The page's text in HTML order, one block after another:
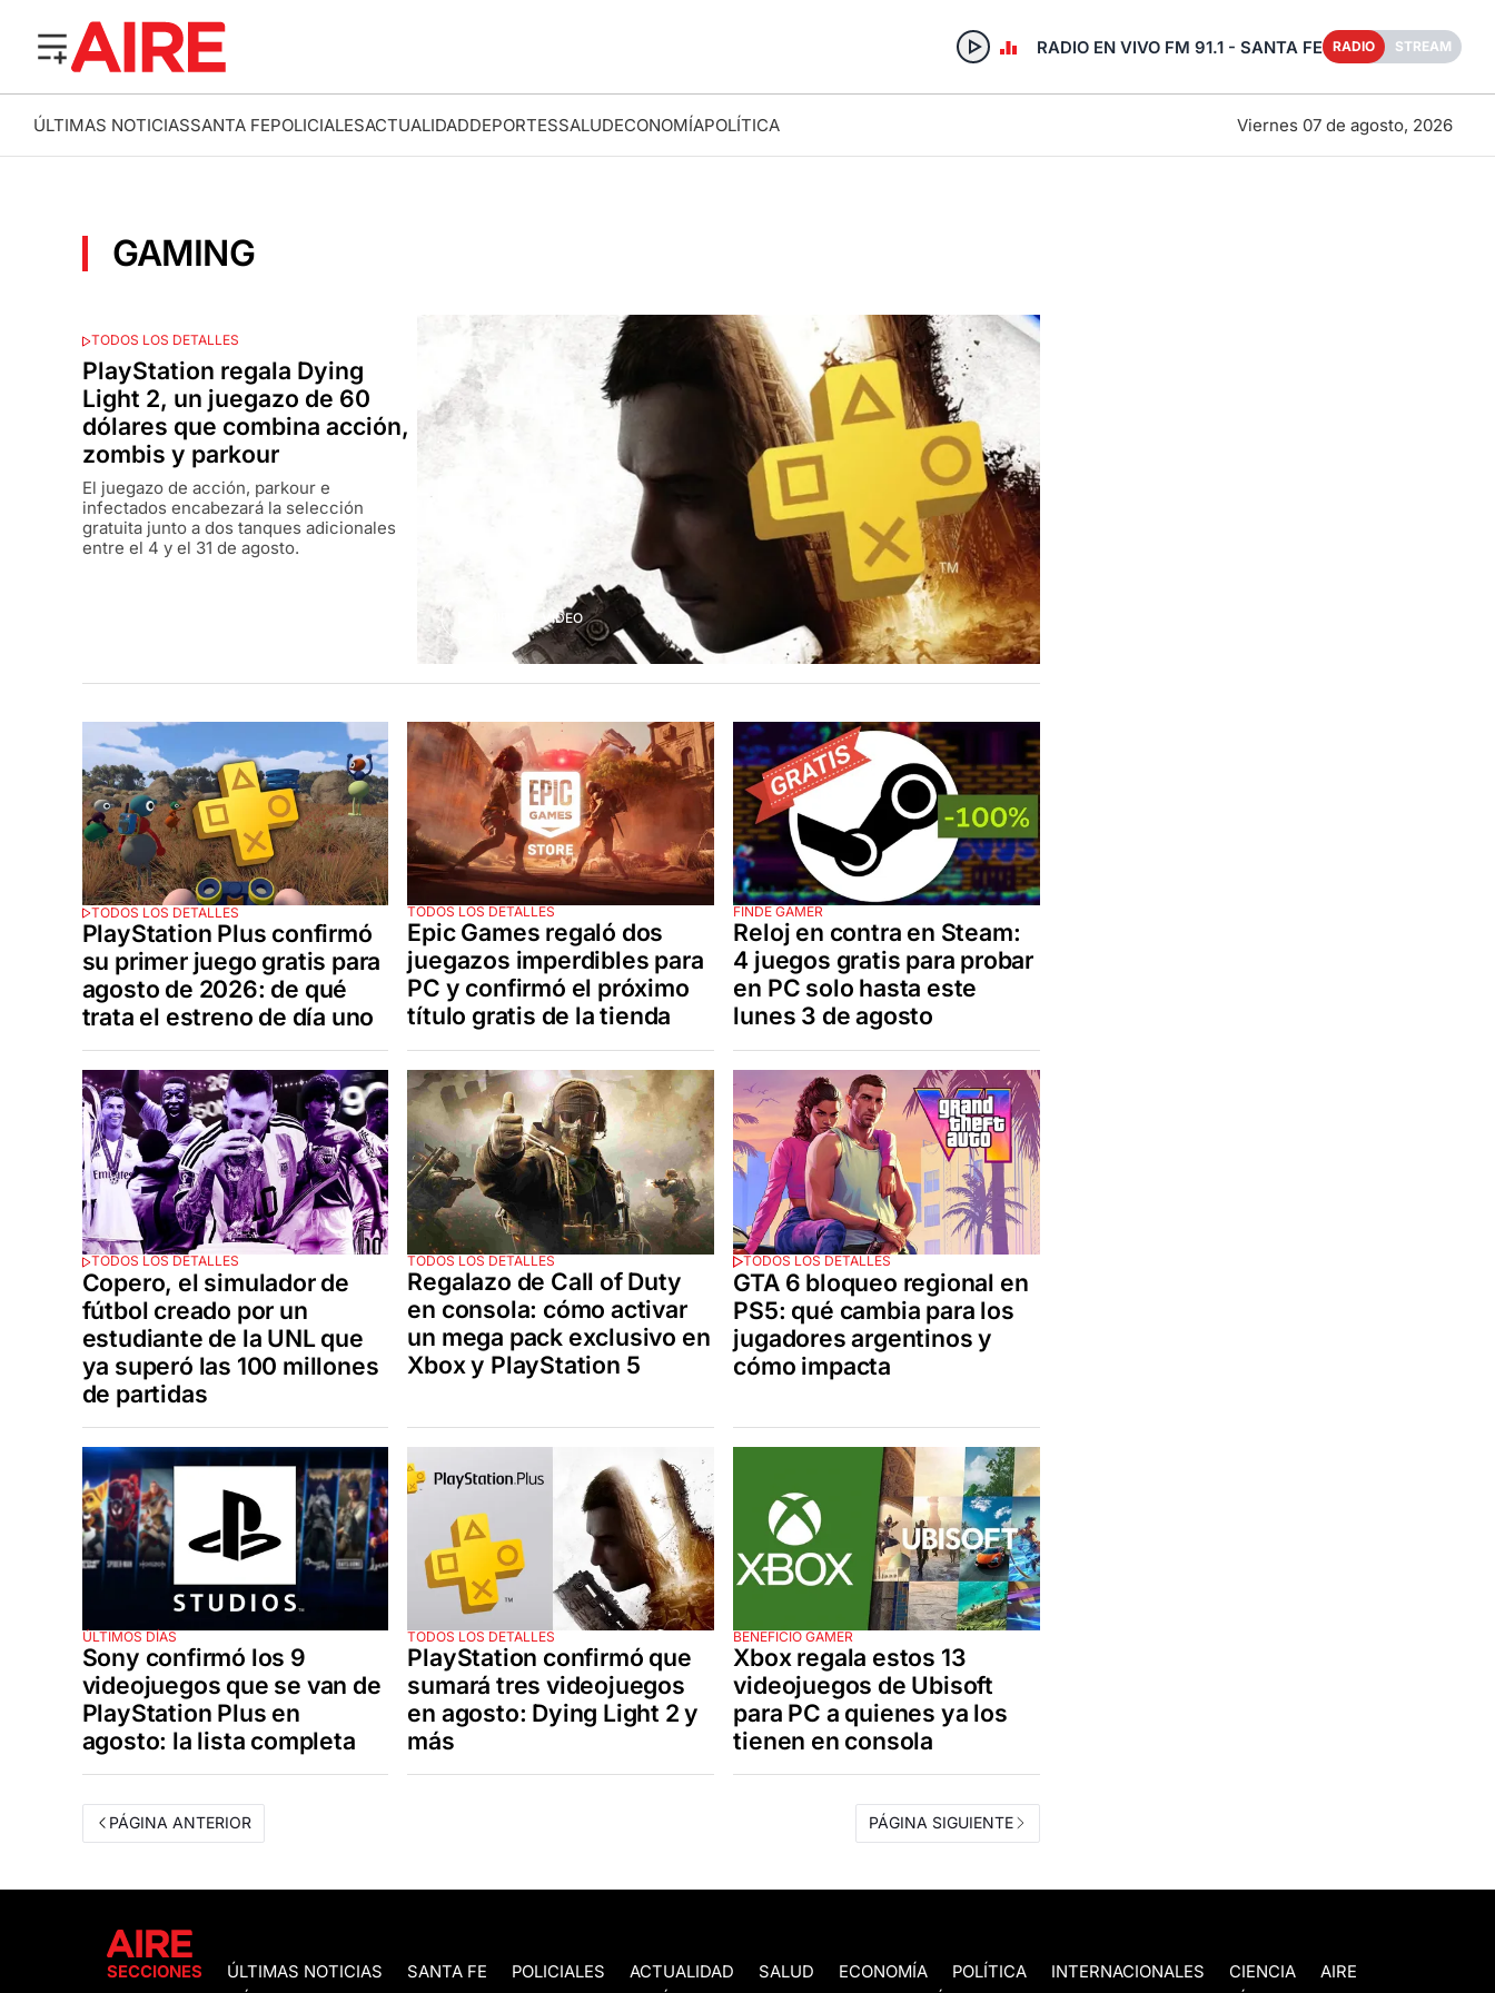
RADIO EN VIVO FM 91.1 - SANTA FE RADIO STREAM
ÚLTIMAS NOTICIASSANTA FEPOLICIALESACTUALIDADDEPORTESSALUDECONOMÍAPOLÍTICA Viernes 07 de agosto, 2026
GAMING
TODOS LOS DETALLES
PlayStation regala Dying
Light 2, un juegazo de 60
dólares que combina acción,
zombis y parkour
El juegazo de acción, parkour e
infectados encabezará la selección
gratuita junto a dos tanques adicionales
entre el 4 y el 31 de agosto.
MIRÁ EL VIDEO
TODOS LOS DETALLES
PlayStation Plus confirmó
su primer juego gratis para
agosto de 2026: de qué
trata el estreno de día uno
TODOS LOS DETALLES
Epic Games regaló dos
juegazos imperdibles para
PC y confirmó el próximo
título gratis de la tienda
FINDE GAMER
Reloj en contra en Steam:
4 juegos gratis para probar
en PC solo hasta este
lunes 3 de agosto
TODOS LOS DETALLES
Copero, el simulador de
fútbol creado por un
estudiante de la UNL que
ya superó las 100 millones
de partidas
TODOS LOS DETALLES
Regalazo de Call of Duty
en consola: cómo activar
un mega pack exclusivo en
Xbox y PlayStation 5
TODOS LOS DETALLES
GTA 6 bloqueo regional en
PS5: qué cambia para los
jugadores argentinos y
cómo impacta
ÚLTIMOS DÍAS
Sony confirmó los 9
videojuegos que se van de
PlayStation Plus en
agosto: la lista completa
TODOS LOS DETALLES
PlayStation confirmó que
sumará tres videojuegos
en agosto: Dying Light 2 y
más
BENEFICIO GAMER
Xbox regala estos 13
videojuegos de Ubisoft
para PC a quienes ya los
tienen en consola
PÁGINA ANTERIOR PÁGINA SIGUIENTE
SECCIONES ÚLTIMAS NOTICIAS SANTA FE POLICIALES ACTUALIDAD SALUD ECONOMÍA POLÍTICA INTERNACIONALES CIENCIA
AIRE